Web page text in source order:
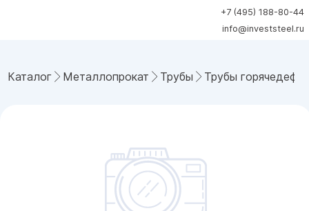
+7 (495) 188-80-44
info@investsteel.ru
Каталог Металлопрокат Трубы Трубы